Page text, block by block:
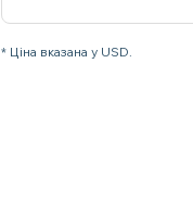
* Ціна вказана у USD.